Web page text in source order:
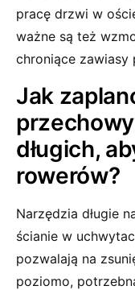
pracę drzwi w
ważne są też
chroniące zawiasy
Jak
długich,
rowerów?
Narzędzia długie
ścianie w
pozwalają na
poziomo,